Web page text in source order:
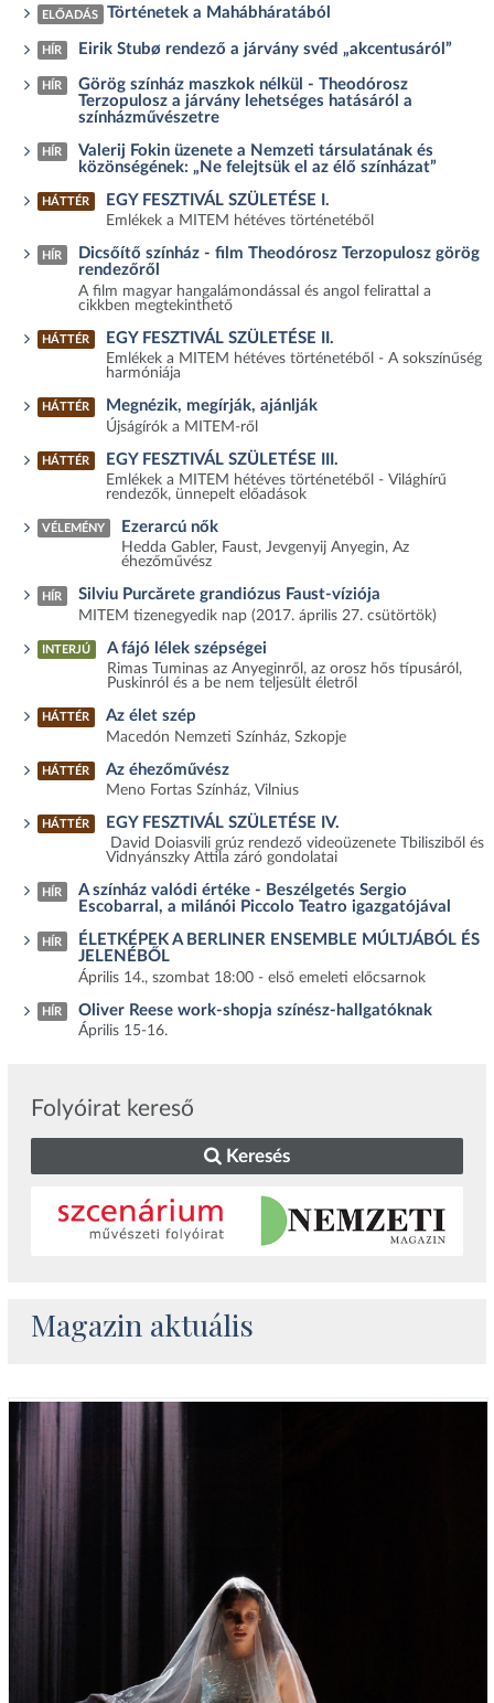
ELŐADÁS Történetek a Mahábháratából
HÍR Eirik Stubø rendező a járvány svéd „akcentusáról”
HÍR
Görög színház maszkok nélkül - Theodórosz
Terzopulosz a járvány lehetséges hatásáról a
színházművészetre
HÍR
Valerij Fokin üzenete a Nemzeti társulatának és
közönségének: „Ne felejtsük el az élő színházat”
HÁTTÉR EGY FESZTIVÁL SZÜLETÉSE I.
Emlékek a MITEM hétéves történetéből
HÍR
Dicsőítő színház - film Theodórosz Terzopulosz görög
rendezőről
A film magyar hangalámondással és angol felirattal a
cikkben megtekinthető
HÁTTÉR EGY FESZTIVÁL SZÜLETÉSE II.
Emlékek a MITEM hétéves történetéből - A sokszínűség
harmóniája
HÁTTÉR Megnézik, megírják, ajánlják
Újságírók a MITEM-ről
HÁTTÉR EGY FESZTIVÁL SZÜLETÉSE III.
Emlékek a MITEM hétéves történetéből - Világhírű
rendezők, ünnepelt előadások
VÉLEMÉNY Ezerarcú nők
Hedda Gabler, Faust, Jevgenyij Anyegin, Az
éhezőművész
HÍR Silviu Purcărete grandiózus Faust-víziója
MITEM tizenegyedik nap (2017. április 27. csütörtök)
INTERJÚ A fájó lélek szépségei
Rimas Tuminas az Anyeginről, az orosz hős típusáról,
Puskinról és a be nem teljesült életről
HÁTTÉR Az élet szép
Macedón Nemzeti Színház, Szkopje
HÁTTÉR Az éhezőművész
Meno Fortas Színház, Vilnius
HÁTTÉR EGY FESZTIVÁL SZÜLETÉSE IV.
David Doiasvili grúz rendező videoüzenete Tbilisziből és
Vidnyánszky Attila záró gondolatai
HÍR
A színház valódi értéke - Beszélgetés Sergio
Escobarral, a milánói Piccolo Teatro igazgatójával
HÍR
ÉLETKÉPEK A BERLINER ENSEMBLE MÚLTJÁBÓL ÉS
JELENÉBŐL
Április 14., szombat 18:00 - első emeleti előcsarnok
HÍR Oliver Reese work-shopja színész-hallgatóknak
Április 15-16.
Folyóirat kereső
Keresés
Magazin aktuális